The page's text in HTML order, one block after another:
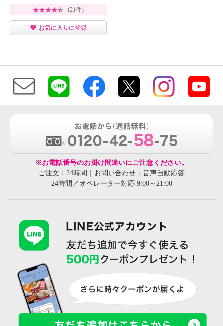
(21件)
お気に入りに登録
※お電話番号のお掛け間違いにご注意ください。
ご注文：24時間｜お問い合わせ：音声自動応答
24時間／オペレーター対応 9:00～21:00